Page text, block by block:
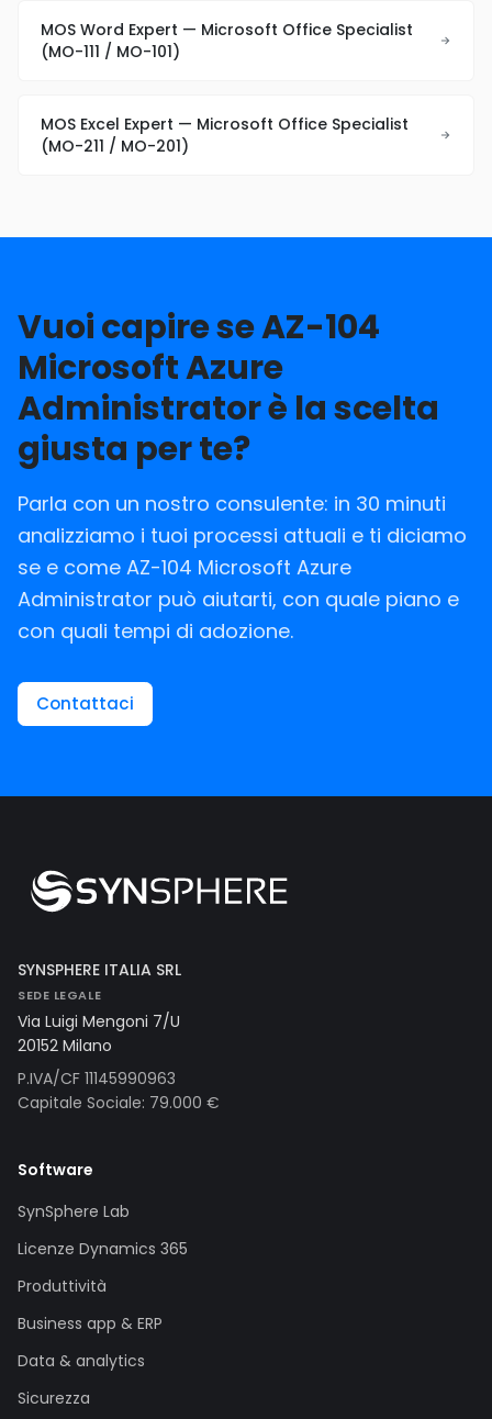
MOS Word Expert — Microsoft Office Specialist
(MO-111 / MO-101)
MOS Excel Expert — Microsoft Office Specialist
(MO-211 / MO-201)
Vuoi capire se AZ-104
Microsoft Azure
Administrator è la scelta
giusta per te?
Parla con un nostro consulente: in 30 minuti
analizziamo i tuoi processi attuali e ti diciamo
se e come AZ-104 Microsoft Azure
Administrator può aiutarti, con quale piano e
con quali tempi di adozione.
Contattaci
SYNSPHERE ITALIA SRL
SEDE LEGALE
Via Luigi Mengoni 7/U
20152 Milano
P.IVA/CF 11145990963
Capitale Sociale: 79.000 €
Software
SynSphere Lab
Licenze Dynamics 365
Produttività
Business app & ERP
Data & analytics
Sicurezza